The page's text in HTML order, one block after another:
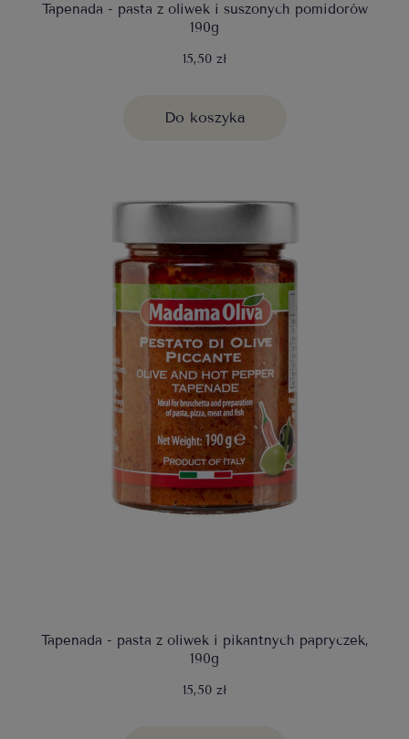
Tapenada - pasta z oliwek i suszonych pomidorów
190g
15,50 zł
Do koszyka
Tapenada - pasta z oliwek i pikantnych papryczek,
190g
15,50 zł